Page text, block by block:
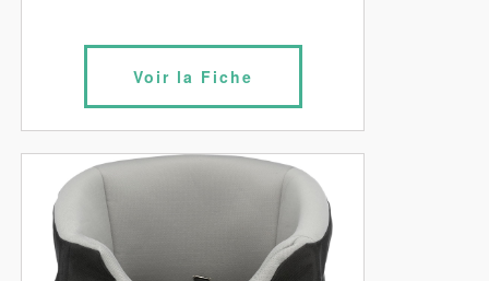
Voir la Fiche